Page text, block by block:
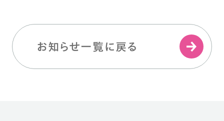
お知らせ一覧に戻る